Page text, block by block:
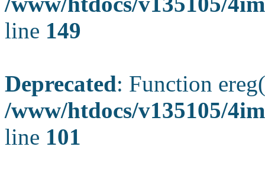
line 149
Deprecated: Function
/www/htdocs/v135105/
line 101